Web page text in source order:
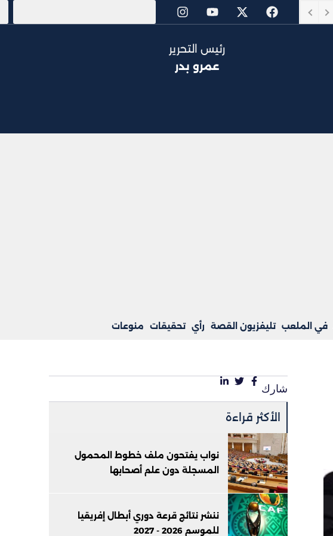
رئيس التحرير
عمرو بدر
في الملعب تليفزيون القصة رأي تحقيقات منوعات
شارك
الأكثر قراءة
نواب يفتحون ملف خطوط المحمول
المسجلة دون علم أصحابها
ننشر نتائج قرعة دوري أبطال إفريقيا
للموسم 2026 - 2027